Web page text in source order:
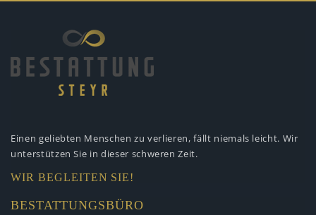
Einen geliebten Menschen zu verlieren, fällt niemals leicht. Wir
unterstützen Sie in dieser schweren Zeit.
WIR BEGLEITEN SIE!
BESTATTUNGSBÜRO